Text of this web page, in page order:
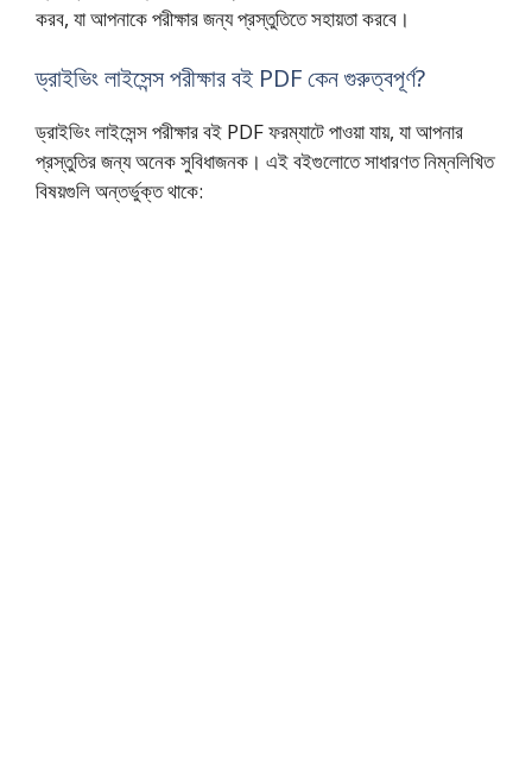
করব, যা আপনাকে পরীক্ষার জন্য প্রস্তুতিতে সহায়তা করবে।
ড্রাইভিং লাইসেন্স পরীক্ষার বই PDF কেন গুরুত্বপূর্ণ?
ড্রাইভিং লাইসেন্স পরীক্ষার বই PDF ফরম্যাটে পাওয়া যায়, যা আপনার
প্রস্তুতির জন্য অনেক সুবিধাজনক। এই বইগুলোতে সাধারণত নিম্নলিখিত
বিষয়গুলি অন্তর্ভুক্ত থাকে: